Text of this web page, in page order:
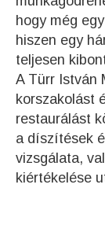
hogy még
hiszen egy
teljesen
A Türr István
korszakolást
restaurálást
a díszítések
vizsgálata,
kiértékelése